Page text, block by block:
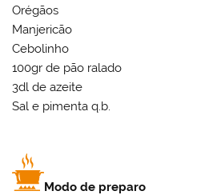
Orégãos
Manjericão
Cebolinho
100gr de pão ralado
3dl de azeite
Sal e pimenta q.b.
Modo de preparo